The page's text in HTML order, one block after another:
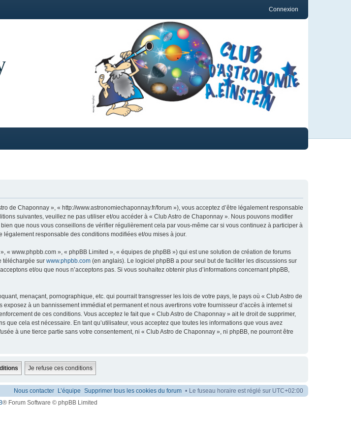
Connexion
de Chaponnay », « http://www.astronomiechaponnay.fr/forum »), vous acceptez d’être légalement responsable
suivantes, veuillez ne pas utiliser et/ou accéder à « Club Astro de Chaponnay ». Nous pouvons modifier
que nous vous conseillons de vérifier régulièrement cela par vous-même car si vous continuez à participer à
responsable des conditions modifiées et/ou mises à jour.
www.phpbb.com », « phpBB Limited », « équipes de phpBB ») qui est une solution de création de forums
téléchargée sur www.phpbb.com (en anglais). Le logiciel phpBB a pour seul but de faciliter les discussions sur
et/ou que nous n’acceptons pas. Si vous souhaitez obtenir plus d’informations concernant phpBB,
menaçant, pornographique, etc. qui pourrait transgresser les lois de votre pays, le pays où « Club Astro de
à un bannissement immédiat et permanent et nous avertirons votre fournisseur d’accès à internet si
de ces conditions. Vous acceptez le fait que « Club Astro de Chaponnay » ait le droit de supprimer,
que cela est nécessaire. En tant qu’utilisateur, vous acceptez que toutes les informations que vous avez
à une tierce partie sans votre consentement, ni « Club Astro de Chaponnay », ni phpBB, ne pourront être
Le fuseau horaire est réglé sur UTC+02:00
Supprimer tous les cookies du forum
L’équipe
Nous contacter
® Forum Software © phpBB Limited